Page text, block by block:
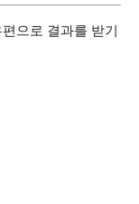
으로 결과를 받기